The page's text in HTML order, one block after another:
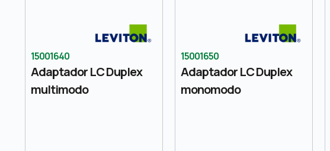
15001640
Adaptador LC Duplex
multimodo
15001650
Adaptador LC Duplex
monomodo